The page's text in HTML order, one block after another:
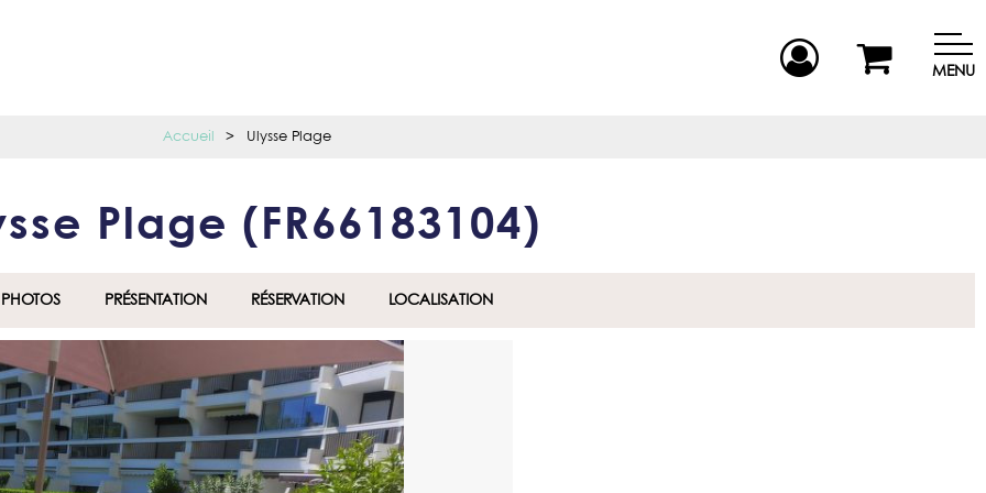
MENU
Accueil > Ulysse Plage
Plage ( FR66183104)
PHOTOS PRÉSENTATION RÉSERVATION LOCALISATION